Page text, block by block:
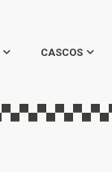
CASCOS